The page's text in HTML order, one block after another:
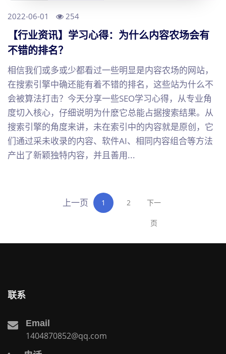
2022-06-01 254
【行业资讯】学习心得：为什么内容农场会有
不错的排名？
相信我们或多或少都看过一些明显是内容农场的网站，
在搜索引擎中确还能有着不错的排名，这些站为什么不
会被算法打击？今天分享一些SEO学习心得，从专业角
度切入核心，仔细说明为什麽它总能占据搜索结果。从
搜索引擎的角度来讲，未在索引中的内容就是原创，它
们通过采未收录的内容、软件AI、相同内容组合等方法
产出了新颖独特内容，并且善用...
上一页 1 2 下一
页
联系
Email
1404870852@qq.com